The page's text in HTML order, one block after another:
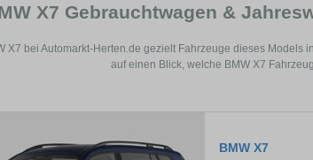
X7 Gebrauchtwagen &
X7 bei Automarkt-Herten.de gezielt Fahrzeuge dieses
auf einen Blick, welche BMW X7
BMW X7